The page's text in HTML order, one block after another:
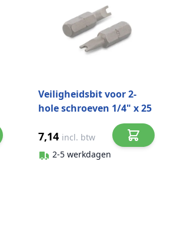
Veiligheidsbit voor 2-
hole schroeven 1/4" x 25
mm Art. 9109 CV-steel
SP12 (1 stuks)
7,14 incl. btw
2-5 werkdagen